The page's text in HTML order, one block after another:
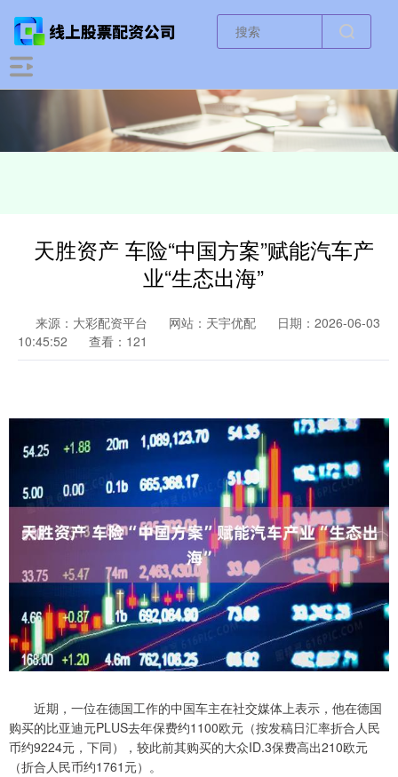
天胜资产 车险“中国方案”赋能汽车产
业“生态出海”
来源：大彩配资平台 网站：天宇优配
日期：2026-06-03
10:45:52
查看：121
近期，一位在德国工作的中国车主在社交媒体上表示，他在德国
购买的比亚迪元PLUS去年保费约1100欧元（按发稿日汇率折合人民
币约9224元，下同），较此前其购买的大众ID.3保费高出210欧元
（折合人民币约1761元）。